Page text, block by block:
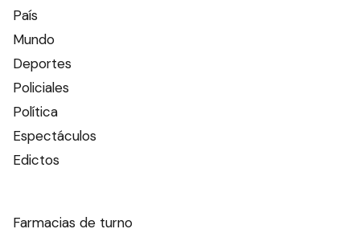
País
Mundo
Deportes
Policiales
Política
Espectáculos
Edictos
Farmacias de turno